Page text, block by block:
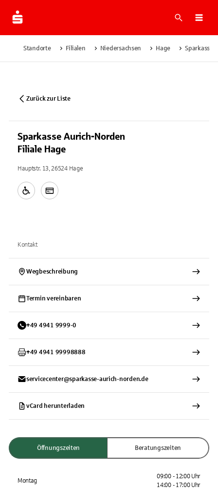
Suche
Standorte Filialen Niedersachsen Hage Sparkasse
Zurück zur Liste
Sparkasse Aurich-Norden
Filiale Hage
Hauptstr. 13, 26524 Hage
Kontakt
Wegbeschreibung
Termin vereinbaren
+49 4941 9999-0
+49 4941 99998888
servicecenter@sparkasse-aurich-norden.de
vCard herunterladen
Öffnungszeiten Beratungszeiten
Montag
09:00 - 12:00 Uhr
14:00 - 17:00 Uhr